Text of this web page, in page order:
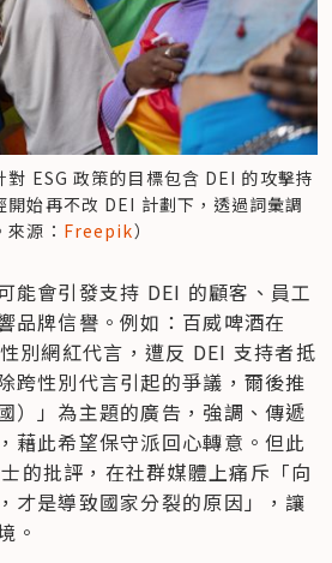
對 ESG 政策的目標包含 DEI 的攻擊持
開始再不改 DEI 計劃下，透過詞彙調
源： Freepik）
能會引發支持 DEI 的顧客、員工
品牌信譽。例如：百威啤酒在
別網紅代言，遭反 DEI 支持者抵
跨性別代言引起的爭議，爾後推
）」為主題的廣告，強調、傳遞
藉此希望保守派回心轉意。但此
的批評，在社群媒體上痛斥「向
才是導致國家分裂的原因」，讓
。